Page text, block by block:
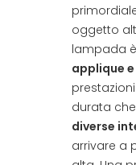
oggetto
lampada
applique
durata
diverse
arrivare a